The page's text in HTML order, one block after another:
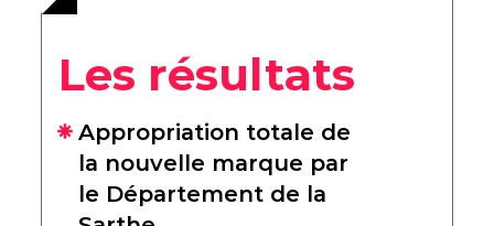
Les résultats
Appropriation totale de
la nouvelle marque par
le Département de la